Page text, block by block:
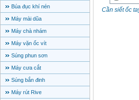
Búa đục khí nén
Máy mài dũa
Máy chà nhám
Máy vặn ốc vít
Súng phun sơn
Máy cưa cắt
Súng bắn đinh
Máy rút Rive
Cần siết ốc